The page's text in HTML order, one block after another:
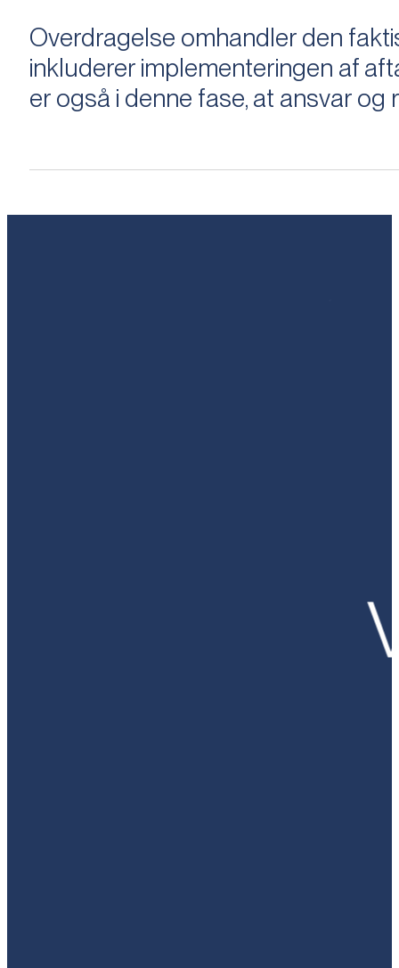
Overdragelse omhandler den
inkluderer implementeringen af
er også i denne fase, at ansvar